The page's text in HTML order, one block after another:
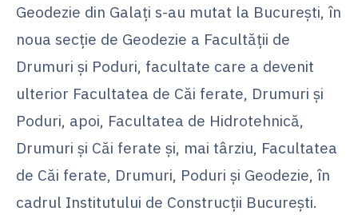
Geodezie din Galaţi s-au mutat la Bucureşti, în
noua secţie de Geodezie a Facultăţii de
Drumuri şi Poduri, facultate care a devenit
ulterior Facultatea de Căi ferate, Drumuri şi
Poduri, apoi, Facultatea de Hidrotehnică,
Drumuri şi Căi ferate şi, mai târziu, Facultatea
de Căi ferate, Drumuri, Poduri și Geodezie, în
cadrul Institutului de Construcţii Bucureşti.